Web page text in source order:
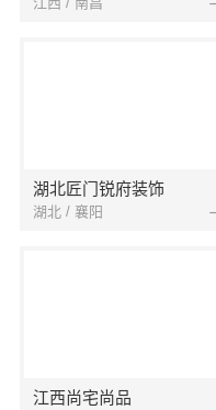
湖北匠门锐府装饰
湖北 / 襄阳
江西尚宅尚品